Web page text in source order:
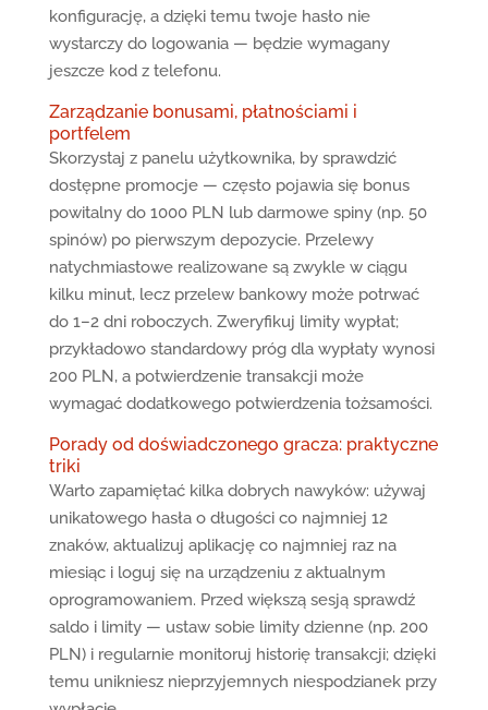
konfigurację, a dzięki temu twoje hasło nie
wystarczy do logowania — będzie wymagany
jeszcze kod z telefonu.
Zarządzanie bonusami, płatnościami i
portfelem
Skorzystaj z panelu użytkownika, by sprawdzić
dostępne promocje — często pojawia się bonus
powitalny do 1000 PLN lub darmowe spiny (np. 50
spinów) po pierwszym depozycie. Przelewy
natychmiastowe realizowane są zwykle w ciągu
kilku minut, lecz przelew bankowy może potrwać
do 1–2 dni roboczych. Zweryfikuj limity wypłat;
przykładowo standardowy próg dla wypłaty wynosi
200 PLN, a potwierdzenie transakcji może
wymagać dodatkowego potwierdzenia tożsamości.
Porady od doświadczonego gracza: praktyczne
triki
Warto zapamiętać kilka dobrych nawyków: używaj
unikatowego hasła o długości co najmniej 12
znaków, aktualizuj aplikację co najmniej raz na
miesiąc i loguj się na urządzeniu z aktualnym
oprogramowaniem. Przed większą sesją sprawdź
saldo i limity — ustaw sobie limity dzienne (np. 200
PLN) i regularnie monitoruj historię transakcji; dzięki
temu unikniesz nieprzyjemnych niespodzianek przy